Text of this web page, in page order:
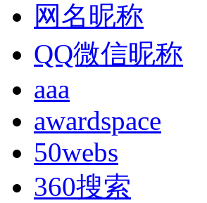
网名昵称
QQ微信昵称
aaa
awardspace
50webs
360搜索